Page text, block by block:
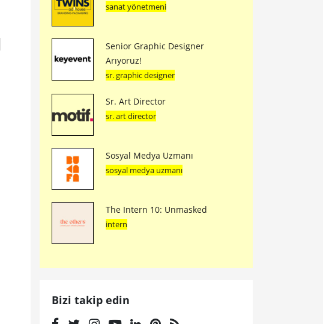
sanat yönetmeni
Senior Graphic Designer
Arıyoruz!
sr. graphic designer
Sr. Art Director
sr. art director
Sosyal Medya Uzmanı
sosyal medya uzmanı
The Intern 10: Unmasked
intern
Bizi takip edin